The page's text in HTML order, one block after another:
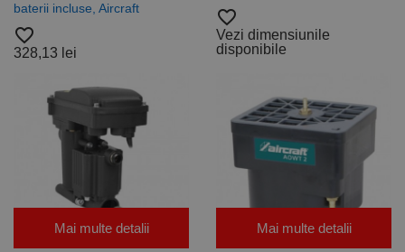
baterii incluse, Aircraft
favorite_border
328,13 lei
favorite_border
Vezi dimensiunile
disponibile
Mai multe detalii Mai multe detalii